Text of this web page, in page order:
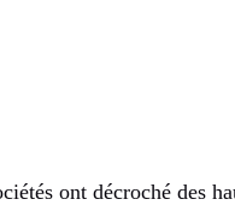
ont décroché des